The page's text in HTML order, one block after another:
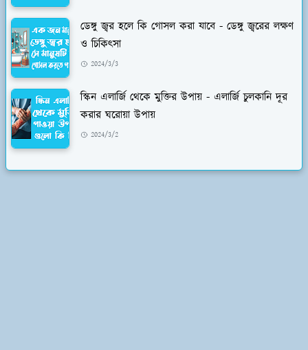
ডেঙ্গু জ্বর হলে কি গোসল করা যাবে - ডেঙ্গু জ্বরের লক্ষণ
ও চিকিৎসা
2024/3/3
স্কিন এলার্জি থেকে মুক্তির উপায় - এলার্জি চুলকানি দূর
করার ঘরোয়া উপায়
2024/3/2